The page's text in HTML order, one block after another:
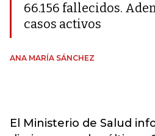
66.156 fallecidos.
casos activos
ANA MARÍA SÁNCHEZ
El Ministerio de Salud